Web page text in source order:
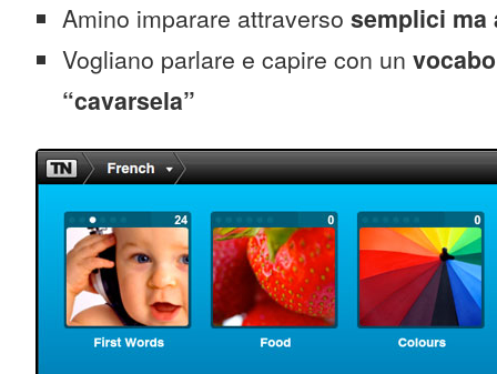
Amino imparare attraverso semplici
Vogliano parlare e capire con un
“cavarsela”